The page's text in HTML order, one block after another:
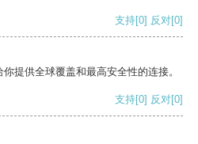
支持[0] 反对[0]
提供全球覆盖和最高安全性的连接。
支持[0] 反对[0]